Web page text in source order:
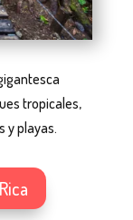
tropicales,
y playas.